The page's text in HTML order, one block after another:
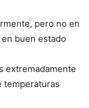
pero no en
buen estado
extremadamente
temperaturas